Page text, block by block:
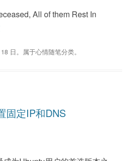
All of them Rest In
日。属于心情随笔分类。
固定IP和DNS